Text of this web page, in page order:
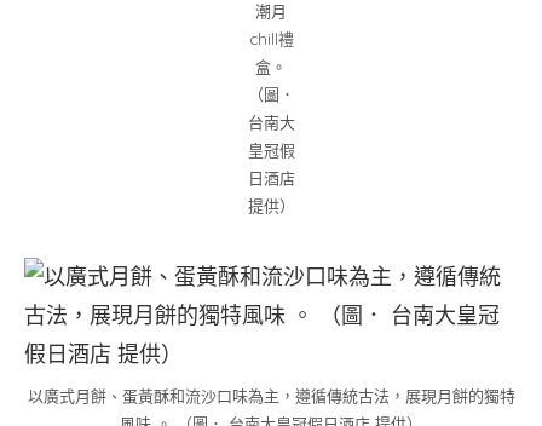
潮月
chill禮
盒。
（圖．
台南大
皇冠假
日酒店
提供）
以廣式月餅、蛋黃酥和流沙口味為主，遵循傳統古法，展現月餅的獨特